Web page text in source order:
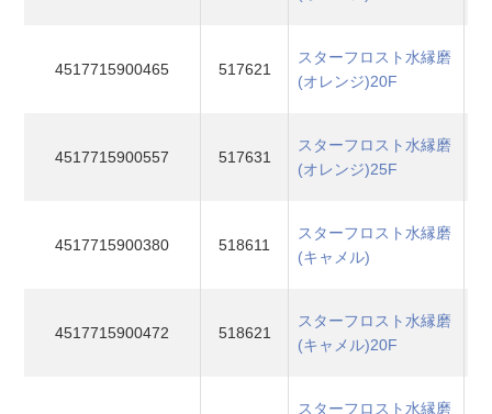
4517715900465 517621
スターフロスト水縁磨
(オレンジ)20F
4517715900557 517631
スターフロスト水縁磨
(オレンジ)25F
4517715900380 518611
スターフロスト水縁磨
(キャメル)
4517715900472 518621
スターフロスト水縁磨
(キャメル)20F
スターフロスト水縁磨